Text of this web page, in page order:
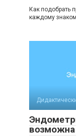
Как подобрать
каждому